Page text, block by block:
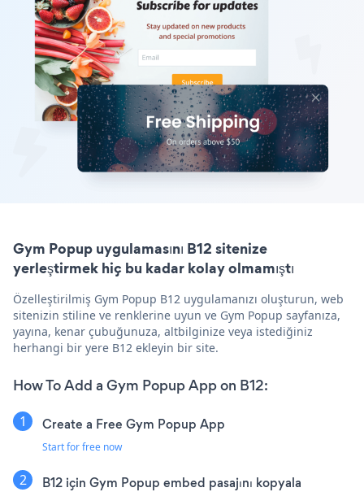
Gym Popup uygulamasını B12 sitenize
yerleştirmek hiç bu kadar kolay olmamıştı
Özelleştirilmiş Gym Popup B12 uygulamanızı oluşturun, web
sitenizin stiline ve renklerine uyun ve Gym Popup sayfanıza,
yayına, kenar çubuğunuza, altbilginize veya istediğiniz
herhangi bir yere B12 ekleyin bir site.
How To Add a Gym Popup App on B12:
Create a Free Gym Popup App
Start for free now
B12 için Gym Popup embed pasajını kopyala